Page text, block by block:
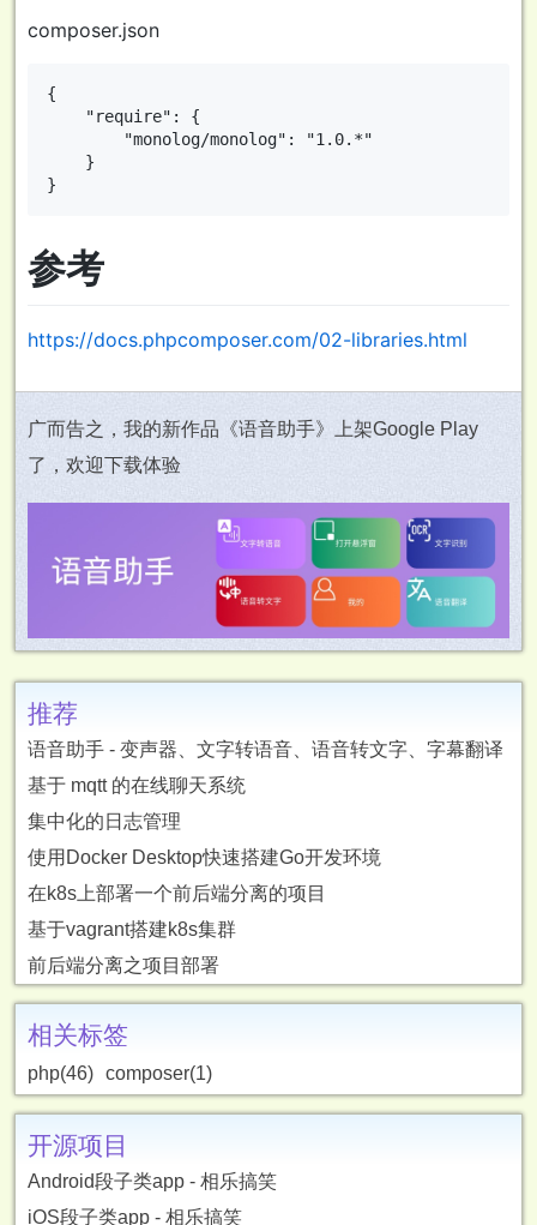
composer.json
{
    "require": {
        "monolog/monolog": "1.0.*"
    }
参考
https://docs.phpcomposer.com/02-libraries.html
广而告之，我的新作品《语音助手》上架Google Play
了，欢迎下载体验
推荐
语音助手 - 变声器、文字转语音、语音转文字、字幕翻译
基于 mqtt 的在线聊天系统
集中化的日志管理
使用Docker Desktop快速搭建Go开发环境
在k8s上部署一个前后端分离的项目
基于vagrant搭建k8s集群
前后端分离之项目部署
相关标签
php(46) composer(1)
开源项目
Android段子类app - 相乐搞笑
iOS段子类app - 相乐搞笑